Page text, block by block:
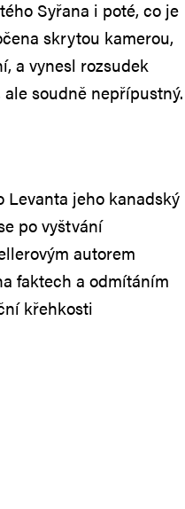
Syřana i poté, co je
skrytou kamerou,
a vynesl rozsudek
soudně nepřípustný.
Levanta jeho kanadský
po vyštvání
autorem
faktech a odmítáním
křehkosti